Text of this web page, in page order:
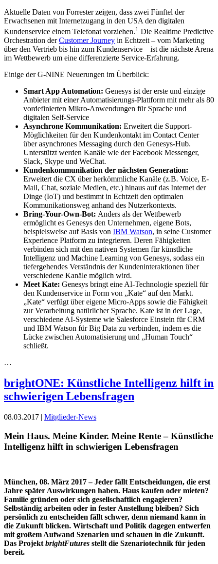
Aktuelle Daten von Forrester zeigen, dass zwei Fünftel der
Erwachsenen mit Internetzugang in den USA den digitalen
Kundenservice einem Telefonat vorziehen.1 Die Realtime Predictive
Orchestration derCustomer Journey in Echtzeit – vom Marketing
über den Vertrieb bis hin zum Kundenservice – ist die nächste Arena
im Wettbewerb um eine differenzierte Service-Erfahrung.
Einige der G-NINE Neuerungen im Überblick:
Smart App Automation: Genesys ist der erste und einzige
Anbieter mit einer Automatisierungs-Plattform mit mehr als 80
vordefinierten Mikro-Anwendungen für Sprache und
digitalen Self-Service
Asynchrone Kommunikation: Erweitert die Support-
Möglichkeiten für den Kundenkontakt im Contact Center
über asynchrones Messaging durch den Genesys-Hub.
Unterstützt werden Kanäle wie der Facebook Messenger,
Slack, Skype und WeChat.
Kundenkommunikation der nächsten Generation:
Erweitert die CX über herkömmliche Kanäle (z.B. Voice, E-
Mail, Chat, soziale Medien, etc.) hinaus auf das Internet der
Dinge (IoT) und bestimmt in Echtzeit den optimalen
Kommunikationsweg anhand des Nutzerkontexts.
Bring-Your-Own-Bot: Anders als der Wettbewerb
ermöglicht es Genesys den Unternehmen, eigene Bots,
beispielsweise auf Basis von IBM Watson, in seine Customer
Experience Platform zu integrieren. Deren Fähigkeiten
verbinden sich mit den nativen Systemen für künstliche
Intelligenz und Machine Learning von Genesys, sodass ein
tiefergehendes Verständnis der Kundeninteraktionen über
verschiedene Kanäle möglich wird.
Meet Kate: Genesys bringt eine AI-Technologie speziell für
den Kundenservice in Form von „Kate“ auf den Markt.
„Kate“ verfügt über eigene Micro-Apps sowie die Fähigkeit
zur Verarbeitung natürlicher Sprache. Kate ist in der Lage,
verschiedene AI-Systeme wie Salesforce Einstein für CRM
und IBM Watson für Big Data zu verbinden, indem es die
Lücke zwischen Automatisierung und „Human Touch“
schließt.
…
brightONE: Künstliche Intelligenz hilft in
schwierigen Lebensfragen
08.03.2017 | Mitglieder-News
Mein Haus. Meine Kinder. Meine Rente – Künstliche
Intelligenz hilft in schwierigen Lebensfragen
München, 08. März 2017 – Jeder fällt Entscheidungen, die erst
Jahre später Auswirkungen haben. Haus kaufen oder mieten?
Familie gründen oder sich gesellschaftlich engagieren?
Selbständig arbeiten oder in fester Anstellung bleiben? Sich
persönlich zu entscheiden fällt schwer, denn niemand kann in
die Zukunft blicken. Wirtschaft und Politik dagegen entwerfen
mit großem Aufwand Szenarien und schauen in die Zukunft.
Das Projekt brightFutures stellt die Szenariotechnik für jeden
bereit.